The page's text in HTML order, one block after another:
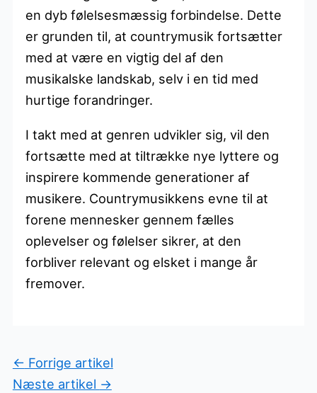
en dyb følelsesmæssig forbindelse. Dette
er grunden til, at countrymusik fortsætter
med at være en vigtig del af den
musikalske landskab, selv i en tid med
hurtige forandringer.
I takt med at genren udvikler sig, vil den
fortsætte med at tiltrække nye lyttere og
inspirere kommende generationer af
musikere. Countrymusikkens evne til at
forene mennesker gennem fælles
oplevelser og følelser sikrer, at den
forbliver relevant og elsket i mange år
fremover.
← Forrige artikel
Næste artikel →